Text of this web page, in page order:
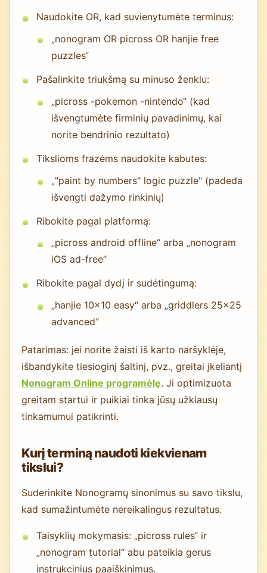
Naudokite OR, kad suvienytumėte terminus:
„nonogram OR picross OR hanjie free
puzzles“
Pašalinkite triukšmą su minuso ženklu:
„picross -pokemon -nintendo“ (kad
išvengtumėte firminių pavadinimų, kai
norite bendrinio rezultato)
Tikslioms frazėms naudokite kabutes:
„"paint by numbers" logic puzzle" (padeda
išvengti dažymo rinkinių)
Ribokite pagal platformą:
„picross android offline“ arba „nonogram
iOS ad-free“
Ribokite pagal dydį ir sudėtingumą:
„hanjie 10x10 easy“ arba „griddlers 25x25
advanced“
Patarimas: jei norite žaisti iš karto naršyklėje,
išbandykite tiesioginį šaltinį, pvz., greitai įkeliantį
Nonogram Online programėlę. Ji optimizuota
greitam startui ir puikiai tinka jūsų užklausų
tinkamumui patikrinti.
Kurį terminą naudoti kiekvienam
tikslui?
Suderinkite Nonogramų sinonimus su savo tikslu,
kad sumažintumėte nereikalingus rezultatus.
Taisyklių mokymasis: „picross rules“ ir
„nonogram tutorial“ abu pateikia gerus
instrukcinius paaiškinimus.